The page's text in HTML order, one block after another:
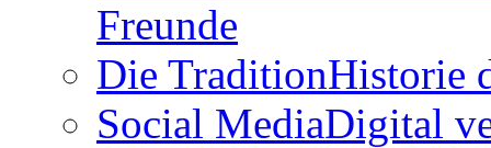
Freunde
Die TraditionHistorie
Social MediaDigital